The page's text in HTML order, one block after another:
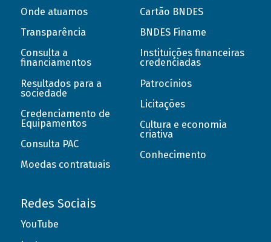
Onde atuamos
Transparência
Consulta a
financiamentos
Resultados para a
sociedade
Credenciamento de
Equipamentos
Consulta PAC
Moedas contratuais
Cartão BNDES
BNDES Finame
Instituições financeiras
credenciadas
Patrocínios
Licitações
Cultura e economia
criativa
Conhecimento
Redes Sociais
YouTube